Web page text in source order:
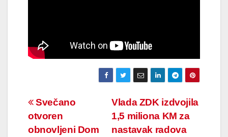
Navigacija
članaka
Vlada ZDK izdvojila
1,5 miliona KM za
nastavak radova
Svečano
otvoren
obnovljeni Dom